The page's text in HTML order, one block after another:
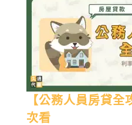
【公務人員房貸
次看